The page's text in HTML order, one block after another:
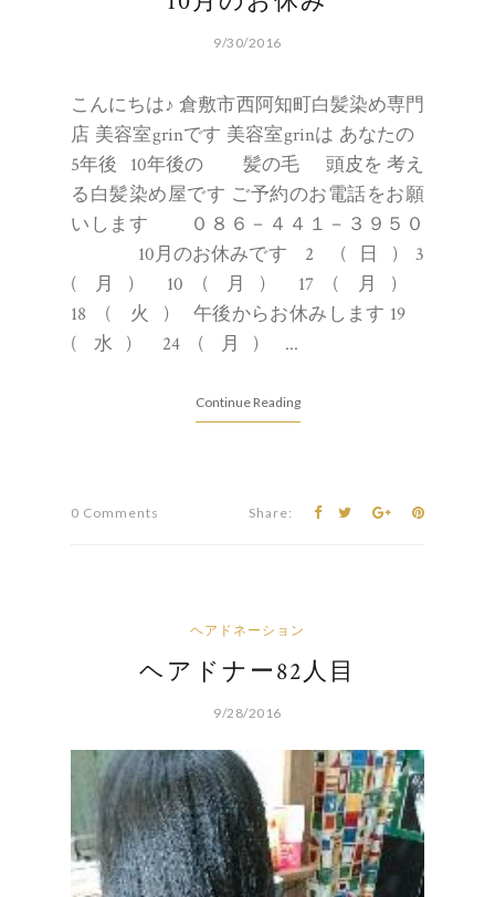
9/30/2016
こんにちは♪ 倉敷市西阿知町白髪染め専門
店 美容室grinです 美容室grinは あなたの
5年後 10年後の 髪の毛 頭皮を 考え
る白髪染め屋です ご予約のお電話をお願
いします ０８６－４４１－３９５０
10月のお休みです 2 ( 日 ) 3
( 月 ) 10 ( 月 ) 17 ( 月 )
18 ( 火 ) 午後からお休みします 19
( 水 ) 24 ( 月 ) ...
Continue Reading
0 Comments Share:
ヘアドネーション
ヘアドナー82人目
9/28/2016